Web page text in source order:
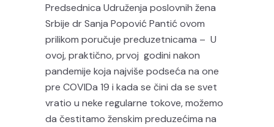
Predsednica Udruženja poslovnih žena
Srbije dr Sanja Popović Pantić ovom
prilikom poručuje preduzetnicama – U
ovoj, praktično, prvoj godini nakon
pandemije koja najviše podseća na one
pre COVIDa 19 i kada se čini da se svet
vratio u neke regularne tokove, možemo
da čestitamo ženskim preduzećima na